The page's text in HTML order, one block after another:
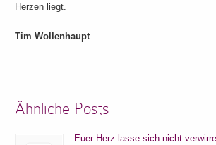
Herzen liegt.
Tim Wollenhaupt
Ähnliche Posts
Euer Herz lasse sich nicht